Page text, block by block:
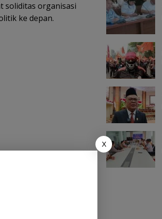
soliditas organisasi
ke depan.
X